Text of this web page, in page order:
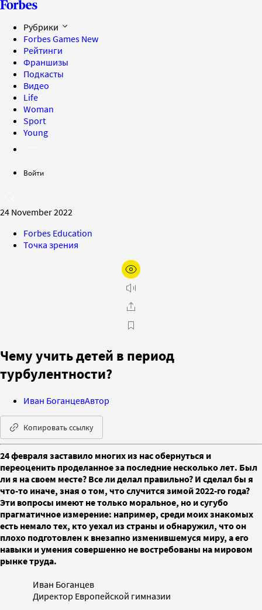
Рубрики
Forbes Games New
Рейтинги
Франшизы
Подкасты
Видео
Life
Woman
Sport
Young
Войти
24 November 2022
Forbes Education
Точка зрения
Чему учить детей в период
турбулентности?
Иван БоганцевАвтор
Копировать ссылку
24 февраля заставило многих из нас обернуться и
переоценить проделанное за последние несколько лет. Был
ли я на своем месте? Все ли делал правильно? И сделал бы я
что-то иначе, зная о том, что случится зимой 2022-го года?
Эти вопросы имеют не только моральное, но и сугубо
прагматичное измерение: например, среди моих знакомых
есть немало тех, кто уехал из страны и обнаружил, что он
плохо подготовлен к внезапно изменившемуся миру, а его
навыки и умения совершенно не востребованы на мировом
рынке труда.
Иван Боганцев
Директор Европейской гимназии